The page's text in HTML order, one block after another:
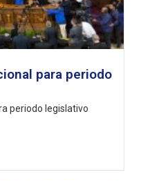
para periodo
periodo legislativo